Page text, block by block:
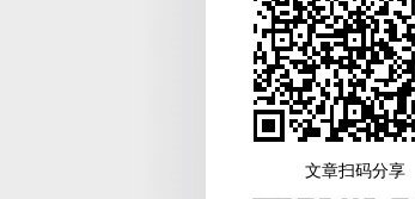
文章扫码分享